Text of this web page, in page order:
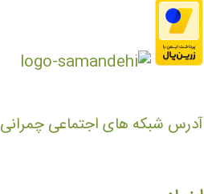
آدرس شبکه های اجتماعی چمرانی